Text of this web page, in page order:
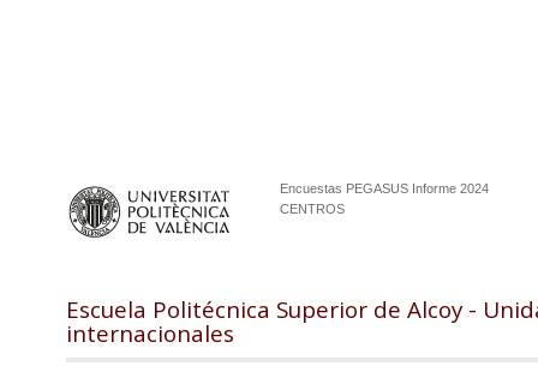
Encuestas PEGASUS Informe 2024
CENTROS
Escuela Politécnica Superior de Alcoy -
internacionales